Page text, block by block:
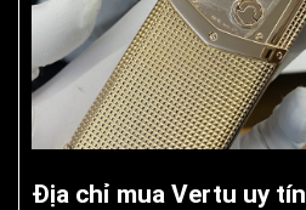
Địa chỉ mua Vertu uy